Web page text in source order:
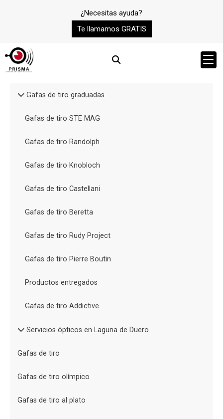
¿Necesitas ayuda?
Te llamamos GRATIS
Gafas de tiro graduadas
Gafas de tiro STE MAG
Gafas de tiro Randolph
Gafas de tiro Knobloch
Gafas de tiro Castellani
Gafas de tiro Beretta
Gafas de tiro Rudy Project
Gafas de tiro Pierre Boutin
Productos entregados
Gafas de tiro Addictive
Servicios ópticos en Laguna de Duero
Gafas de tiro
Gafas de tiro olímpico
Gafas de tiro al plato